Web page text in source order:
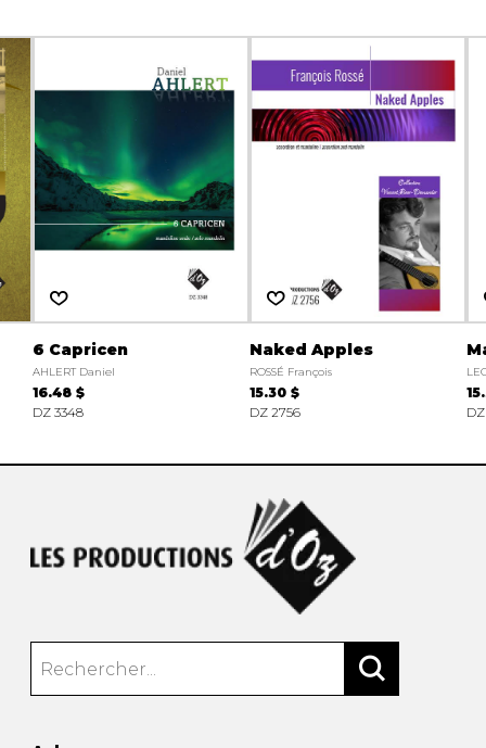
6 Capricen
AHLERT Daniel
16.48 $
DZ 3348
Naked Apples
ROSSÉ François
15.30 $
DZ 2756